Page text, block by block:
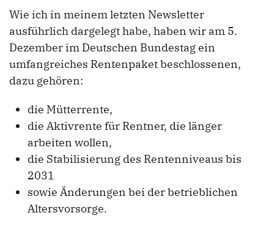
Wie ich in meinem letzten Newsletter
ausführlich dargelegt habe, haben wir am 5.
Dezember im Deutschen Bundestag ein
umfangreiches Rentenpaket beschlossenen,
dazu gehören:
die Mütterrente,
die Aktivrente für Rentner, die länger
arbeiten wollen,
die Stabilisierung des Rentenniveaus bis
2031
sowie Änderungen bei der betrieblichen
Altersvorsorge.